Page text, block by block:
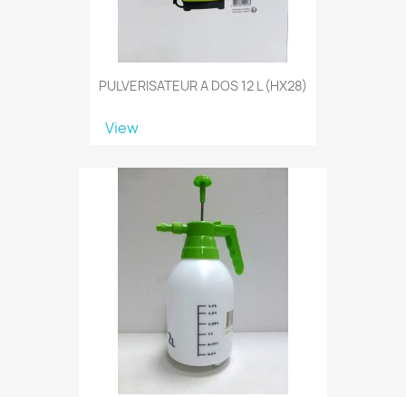
PULVERISATEUR A DOS 12 L (HX28)
View